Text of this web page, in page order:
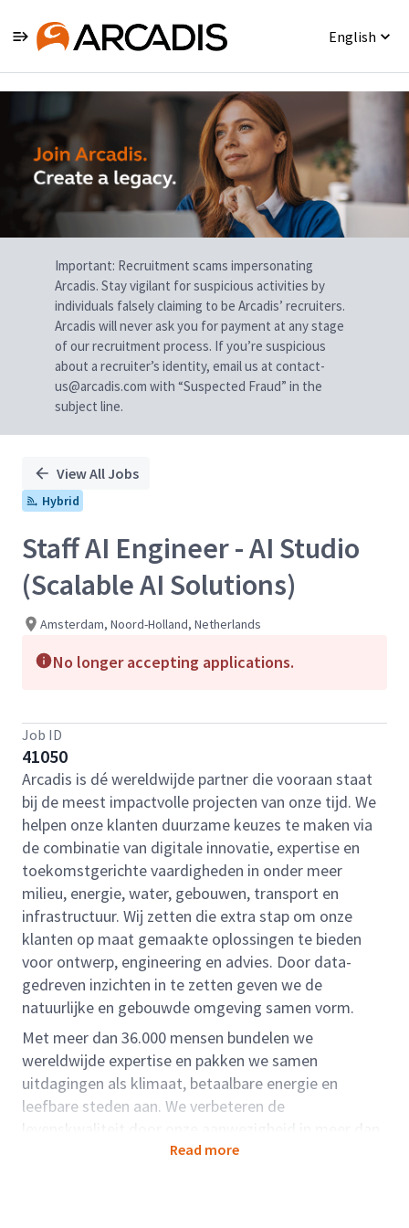
English
Single
Position
Important: Recruitment scams impersonating
Arcadis. Stay vigilant for suspicious activities by
individuals falsely claiming to be Arcadis’ recruiters.
Arcadis will never ask you for payment at any stage
of our recruitment process. If you’re suspicious
about a recruiter’s identity, email us at contact-
us@arcadis.com with “Suspected Fraud” in the
subject line.
View All Jobs
Hybrid
Staff AI Engineer - AI Studio
(Scalable AI Solutions)
Amsterdam, Noord-Holland, Netherlands
No longer accepting applications.
Job ID
41050
Arcadis is dé wereldwijde partner die vooraan staat
bij de meest impactvolle projecten van onze tijd. We
helpen onze klanten duurzame keuzes te maken via
de combinatie van digitale innovatie, expertise en
toekomstgerichte vaardigheden in onder meer
milieu, energie, water, gebouwen, transport en
infrastructuur. Wij zetten die extra stap om onze
klanten op maat gemaakte oplossingen te bieden
voor ontwerp, engineering en advies. Door data-
gedreven inzichten in te zetten geven we de
natuurlijke en gebouwde omgeving samen vorm.
Met meer dan 36.000 mensen bundelen we
wereldwijde expertise en pakken we samen
uitdagingen als klimaat, betaalbare energie en
leefbare steden aan. We verbeteren de
levenskwaliteit door onze aanwezigheid in meer dan
Read more